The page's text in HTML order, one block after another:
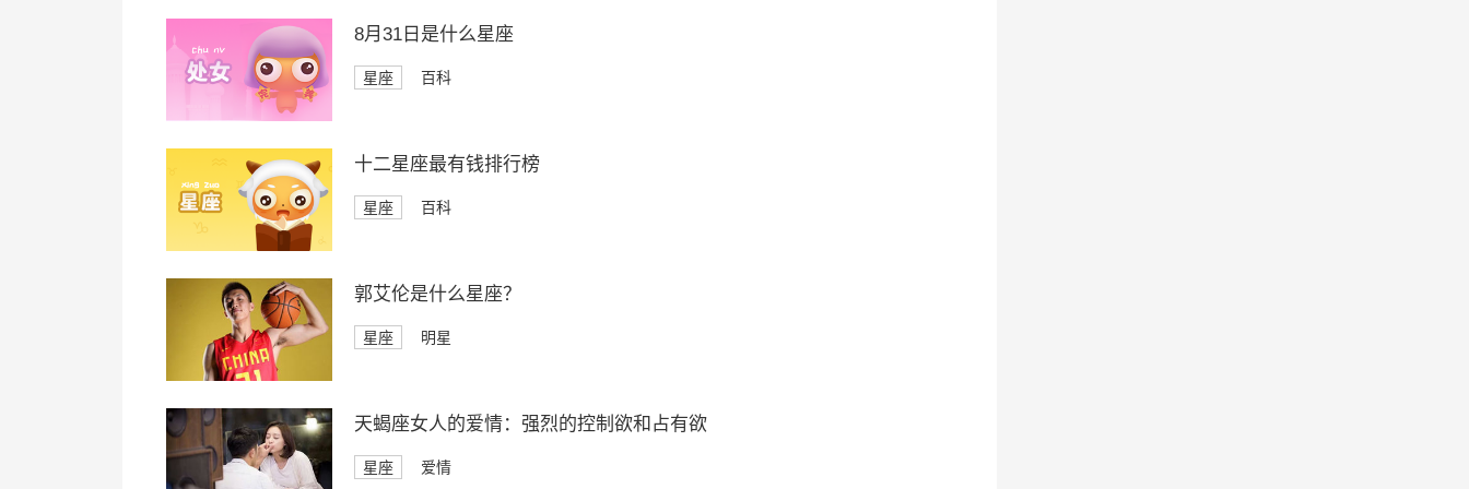
8月31日是什么星座
星座 百科
十二星座最有钱排行榜
星座 百科
郭艾伦是什么星座？
星座 明星
天蝎座女人的爱情：强烈的控制欲和占有欲
星座 爱情